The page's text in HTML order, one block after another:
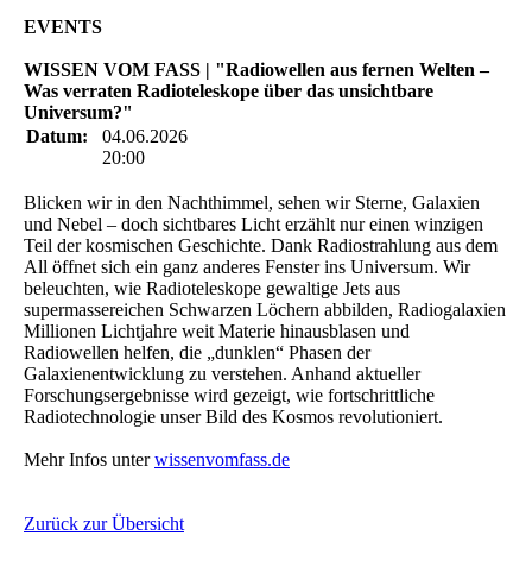
EVENTS
WISSEN VOM FASS | "Radiowellen aus fernen Welten –
Was verraten Radioteleskope über das unsichtbare
Universum?"
Datum:
04.06.2026
20:00
Blicken wir in den Nachthimmel, sehen wir Sterne, Galaxien
und Nebel – doch sichtbares Licht erzählt nur einen winzigen
Teil der kosmischen Geschichte. Dank Radiostrahlung aus dem
All öffnet sich ein ganz anderes Fenster ins Universum. Wir
beleuchten, wie Radioteleskope gewaltige Jets aus
supermassereichen Schwarzen Löchern abbilden, Radiogalaxien
Millionen Lichtjahre weit Materie hinausblasen und
Radiowellen helfen, die „dunklen“ Phasen der
Galaxienentwicklung zu verstehen. Anhand aktueller
Forschungsergebnisse wird gezeigt, wie fortschrittliche
Radiotechnologie unser Bild des Kosmos revolutioniert.
Mehr Infos unterwissenvomfass.de
Zurück zur Übersicht